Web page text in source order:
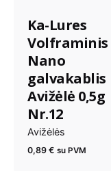
Ka-Lures
Volframinis
Nano
galvakablis
Avižėlė 0,5g
Nr.12
Avižėlės
0,89 € su PVM